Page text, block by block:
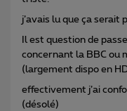
j’avais lu que ça
Il est question de
concernant la BBC ou
(largement dispo en
effectivement j’ai
(désolé)